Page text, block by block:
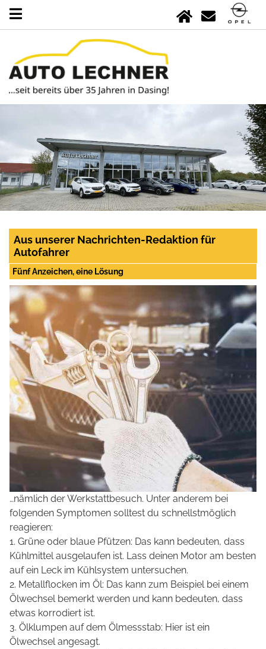
Aus unserer Nachrichten-Redaktion für
Autofahrer
Fünf Anzeichen, eine Lösung
…nämlich der Werkstattbesuch. Unter anderem bei
folgenden Symptomen solltest du schnellstmöglich
reagieren:
1. Grüne oder blaue Pfützen: Das kann bedeuten, dass
Kühlmittel ausgelaufen ist. Lass deinen Motor am besten
auf ein Leck im Kühlsystem untersuchen.
2. Metallflocken im Öl: Das kann zum Beispiel bei einem
Ölwechsel bemerkt werden und kann bedeuten, dass
etwas korrodiert ist.
3. Ölklumpen auf dem Ölmessstab: Hier ist ein
Ölwechsel angesagt.